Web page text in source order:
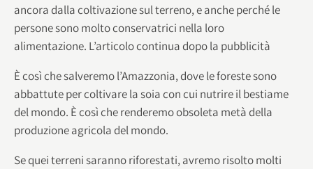
ancora dalla coltivazione sul terreno, e anche perché le
persone sono molto conservatrici nella loro
alimentazione. L’articolo continua dopo la pubblicità
È così che salveremo l’Amazzonia, dove le foreste sono
abbattute per coltivare la soia con cui nutrire il bestiame
del mondo. È così che renderemo obsoleta metà della
produzione agricola del mondo.
Se quei terreni saranno riforestati, avremo risolto molti